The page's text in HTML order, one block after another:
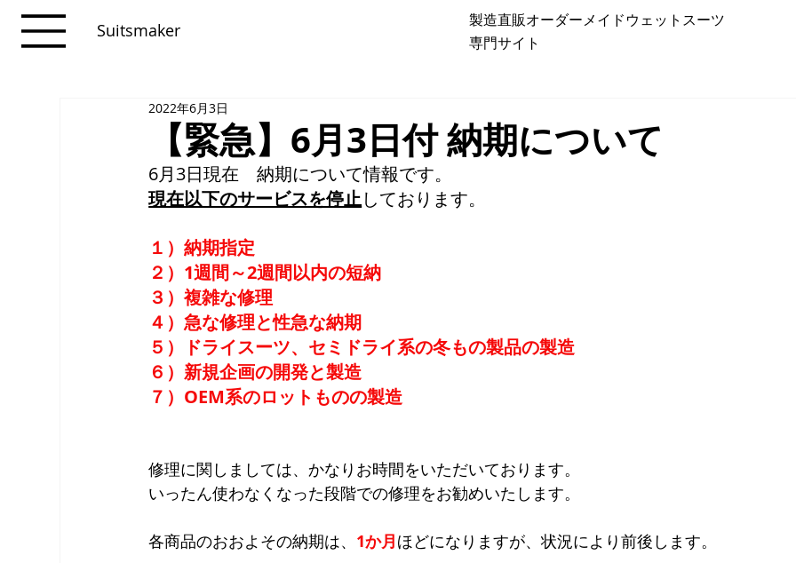
Suitsmaker
製造直販オーダーメイドウェットスーツ
専門サイト
【緊急】6月3日付 納期について
2022年6月3日
6月3日現在　納期について情報です。
現在以下のサービスを停止しております。
１）納期指定
２）1週間～2週間以内の短納
３）複雑な修理
４）急な修理と性急な納期
５）ドライスーツ、セミドライ系の冬もの製品の製造
６）新規企画の開発と製造
７）OEM系のロットものの製造
修理に関しましては、かなりお時間をいただいております。
いったん使わなくなった段階での修理をお勧めいたします。
各商品のおおよその納期は、 1か月ほどになりますが、状況により前後します。